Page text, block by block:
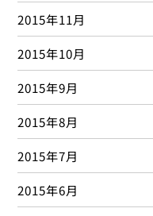
トレーナー活動(9)
トレーニング(24)
トレーニングルーム(2)
ドローイン(1)
ブログ(332)
マラソン(1)